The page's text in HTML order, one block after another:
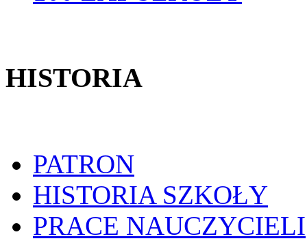
HISTORIA
PATRON
HISTORIA SZKOŁY
PRACE NAUCZYCIELI